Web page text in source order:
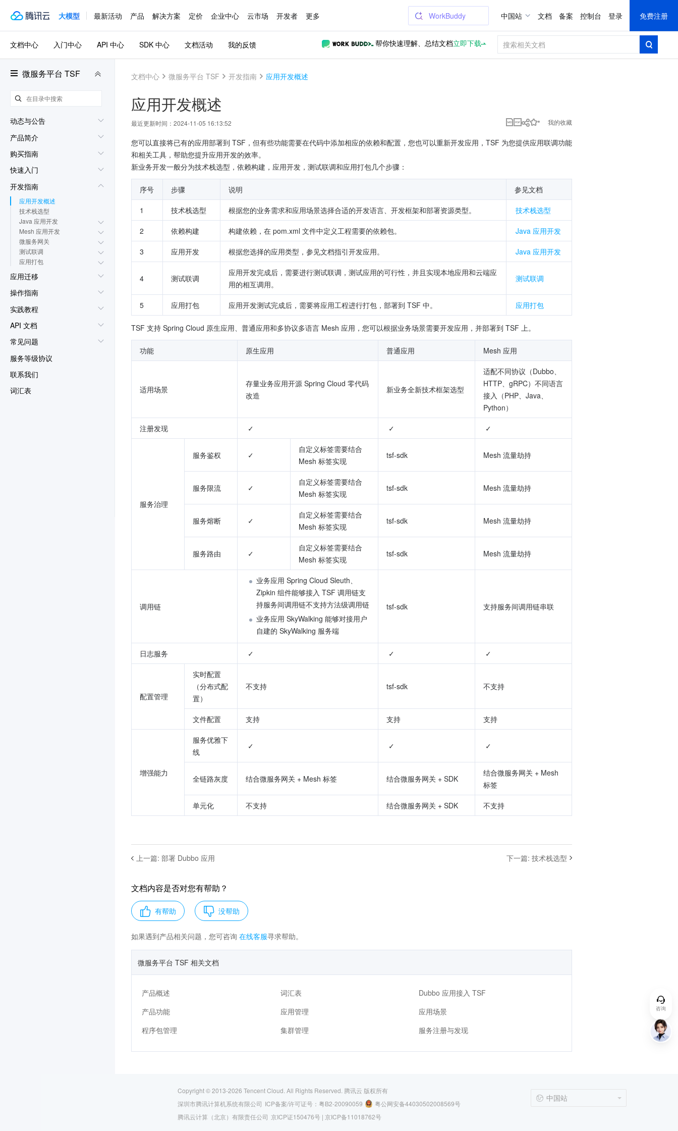
大模型 最新活动 产品 解决方案 定价 企业中心 云市场 开发者 更多 WorkBuddy 中国站 文档 备案 控制台 登录 免费注册
微服务平台 TSF
动态与公告
产品简介
购买指南
快速入门
开发指南
应用开发概述
技术栈选型
Java 应用开发
Mesh 应用开发
微服务网关
测试联调
应用打包
应用迁移
操作指南
实践教程
API 文档
常见问题
服务等级协议
联系我们
词汇表
文档中心 入门中心 API 中心 SDK 中心 文档活动 我的反馈 帮你快速理解、总结文档立即下载
文档中心 微服务平台 TSF 开发指南 应用开发概述
应用开发概述
最近更新时间： 2024-11-05 16:13:52 我的收藏
您可以直接将已有的应用部署到 TSF，但有些功能需要在代码中添加相应的依赖和配置，您也可以重新开发应用，TSF 为您提供应用联调功能
和相关工具，帮助您提升应用开发的效率。
新业务开发一般分为技术栈选型，依赖构建，应用开发，测试联调和应用打包几个步骤：
序号 步骤 说明 参见文档
1 技术栈选型 根据您的业务需求和应用场景选择合适的开发语言、开发框架和部署资源类型。 技术栈选型
2 依赖构建 构建依赖，在 pom.xml 文件中定义工程需要的依赖包。 Java 应用开发
3 应用开发 根据您选择的应用类型，参见文档指引开发应用。 Java 应用开发
4 测试联调
应用开发完成后，需要进行测试联调，测试应用的可行性，并且实现本地应用和云端应
用的相互调用。
测试联调
5 应用打包 应用开发测试完成后，需要将应用工程进行打包，部署到 TSF 中。 应用打包
TSF 支持 Spring Cloud 原生应用、普通应用和多协议多语言 Mesh 应用，您可以根据业务场景需要开发应用，并部署到 TSF 上。
功能 原生应用 普通应用 Mesh 应用
适用场景
存量业务应用开源 Spring Cloud 零代码
改造
新业务全新技术框架选型
适配不同协议（Dubbo、
HTTP、gRPC）不同语言
接入（PHP、Java、
Python）
注册发现 ✓ ✓ ✓
服务治理
服务鉴权 ✓
自定义标签需要结合
Mesh 标签实现
tsf-sdk Mesh 流量劫持
服务限流 ✓
自定义标签需要结合
Mesh 标签实现
tsf-sdk Mesh 流量劫持
服务熔断 ✓
自定义标签需要结合
Mesh 标签实现
tsf-sdk Mesh 流量劫持
服务路由 ✓
自定义标签需要结合
Mesh 标签实现
tsf-sdk Mesh 流量劫持
调用链
业务应用 Spring Cloud Sleuth、
Zipkin 组件能够接入 TSF 调用链支
持服务间调用链不支持方法级调用链
业务应用 SkyWalking 能够对接用户
自建的 SkyWalking 服务端
tsf-sdk 支持服务间调用链串联
日志服务 ✓ ✓ ✓
配置管理
实时配置
（分布式配
置）
不支持 tsf-sdk 不支持
文件配置 支持 支持 支持
增强能力
服务优雅下
线
✓ ✓ ✓
全链路灰度 结合微服务网关 + Mesh 标签 结合微服务网关 + SDK
结合微服务网关 + Mesh
标签
单元化 不支持 结合微服务网关 + SDK 不支持
上一篇: 部署 Dubbo 应用 下一篇: 技术栈选型
文档内容是否对您有帮助？
有帮助 没帮助
如果遇到产品相关问题，您可咨询 在线客服寻求帮助。
微服务平台 TSF 相关文档
产品概述 词汇表
Dubbo 应用接入 TSF
产品功能
应用管理
应用场景
程序包管理
集群管理 服务注册与发现
Copyright © 2013-2026 Tencent Cloud. All Rights Reserved. 腾讯云 版权所有
深圳市腾讯计算机系统有限公司 ICP备案/许可证号： 粤B2-20090059
粤公网安备44030502008569号
腾讯云计算（北京）有限责任公司 京ICP证150476号 | 京ICP备11018762号
中国站
咨询